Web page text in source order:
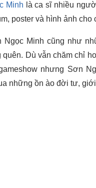
Minh là ca sĩ nhiều
poster và hình ảnh cho
Minh cũng như
Dù vẫn chăm chỉ
nhưng Sơn
những ồn ào đời tư,